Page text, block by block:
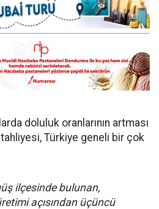
doluluk oranlarının artması
Türkiye geneli bir çok
ilçesinde bulunan,
açısından üçüncü